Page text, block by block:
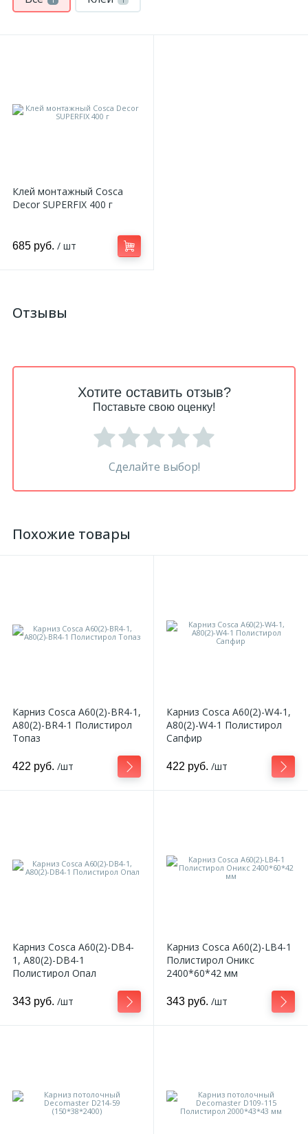
Клей монтажный Cosca
Decor SUPERFIX 400 г
685 руб. / шт
Отзывы
Хотите оставить отзыв?
Поставьте свою оценку!
Сделайте выбор!
Похожие товары
Карниз Cosca A60(2)-BR4-1,
A80(2)-BR4-1 Полистирол
Топаз
422 руб. /шт
Карниз Cosca A60(2)-W4-1,
A80(2)-W4-1 Полистирол
Сапфир
422 руб. /шт
Карниз Cosca A60(2)-DB4-
1, A80(2)-DB4-1
Полистирол Опал
343 руб. /шт
Карниз Cosca A60(2)-LB4-1
Полистирол Оникс
2400*60*42 мм
343 руб. /шт